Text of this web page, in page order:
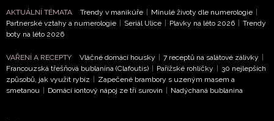
NEWSLETTER
ODESLAT
Přihlášením k newsletteru souhlasíte sObchodními
AKTUÁLNÍ TÉMATA Trendy v manikúře Minulé životy dle numerologie
Partnerské vztahy a numerologie
Seriál Ulice Plavky na léto 2026
Trendy
boty na léto 2026
VAŘENÍ A RECEPTY Vláčné domácí housky 7 receptů na salátové zálivky
Francouzská třešňová bublanina (Clafoutis)
Pařížské rohlíčky
30 nejlepších
způsobů, jak využít rybíz
Zapečené brambory s uzeným masem a
smetanou
Domácí iontový nápoj ze tří surovin Nadýchaná bublanina